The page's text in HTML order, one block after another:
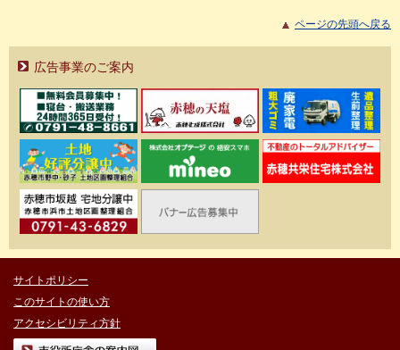
ページの先頭へ戻る
広告事業のご案内
サイトポリシー
このサイトの使い方
アクセシビリティ方針
市役所庁舎の案内図